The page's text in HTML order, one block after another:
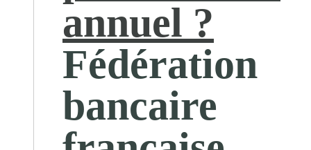
annuel ?
Fédération
bancaire